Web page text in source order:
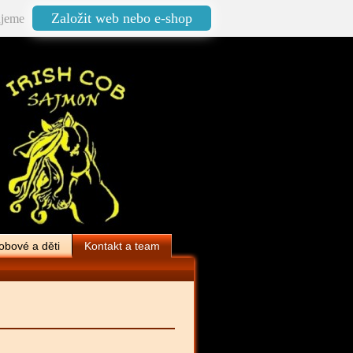
Založit web nebo e-shop
a děti Kontakt a team